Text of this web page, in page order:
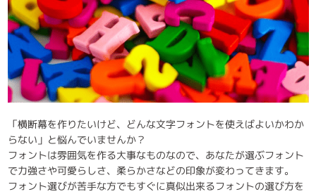
「横断幕を作りたいけど、どんな文字フォントを使えばよいかわか
らない」と悩んでいませんか？
フォントは雰囲気を作る大事なものなので、あなたが選ぶフォント
で力強さや可愛らしさ、柔らかさなどの印象が変わってきます。
フォント選びが苦手な方でもすぐに真似出来るフォントの選び方を